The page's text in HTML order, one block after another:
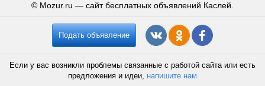
© Mozur.ru — сайт бесплатных объявлений Каслей.
Подать объявление
Если у вас возникли проблемы связанные с работой сайта или есть
предложения и идеи, напишите нам